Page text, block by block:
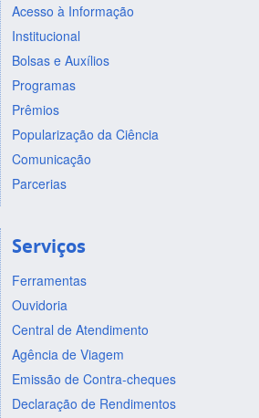
Acesso à Informação
Institucional
Bolsas e Auxílios
Programas
Prêmios
Popularização da Ciência
Comunicação
Parcerias
Serviços
Ferramentas
Ouvidoria
Central de Atendimento
Agência de Viagem
Emissão de Contra-cheques
Declaração de Rendimentos